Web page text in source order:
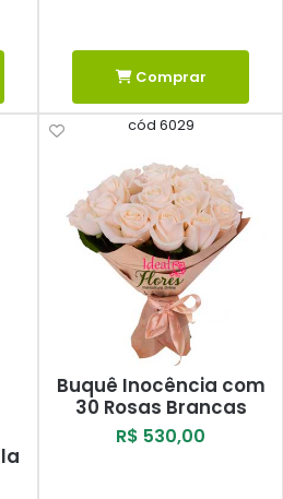
Comprar
cód 6029
Buquê Inocência com
30 Rosas Brancas
R$ 530,00